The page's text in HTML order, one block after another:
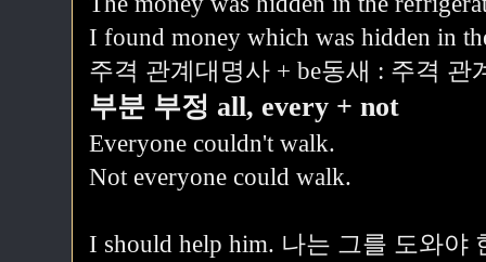
I found money which was hidden in
주격 관계대명사 + be동새 : 주격
부분 부정 all, every + not
Everyone couldn't walk.
Not everyone could walk.
I should help him. 나는 그를 도와야